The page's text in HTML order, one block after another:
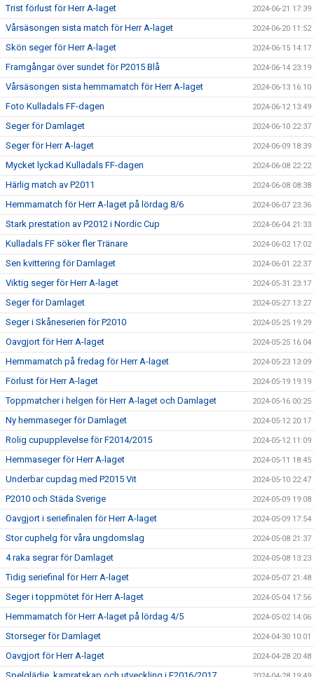
Trist förlust för Herr A-laget 2024-06-21 17:39
Vårsäsongen sista match för Herr A-laget 2024-06-20 11:52
Skön seger för Herr A-laget 2024-06-15 14:17
Framgångar över sundet för P2015 Blå 2024-06-14 23:19
Vårsäsongen sista hemmamatch för Herr A-laget 2024-06-13 16:10
Foto Kulladals FF-dagen 2024-06-12 13:49
Seger för Damlaget 2024-06-10 22:37
Seger för Herr A-laget 2024-06-09 18:39
Mycket lyckad Kulladals FF-dagen 2024-06-08 22:22
Härlig match av P2011 2024-06-08 08:38
Hemmamatch för Herr A-laget på lördag 8/6 2024-06-07 23:36
Stark prestation av P2012 i Nordic Cup 2024-06-04 21:33
Kulladals FF söker fler Tränare 2024-06-02 17:02
Sen kvittering för Damlaget 2024-06-01 22:37
Viktig seger för Herr A-laget 2024-05-31 23:17
Seger för Damlaget 2024-05-27 13:27
Seger i Skåneserien för P2010 2024-05-25 19:29
Oavgjort för Herr A-laget 2024-05-25 16:04
Hemmamatch på fredag för Herr A-laget 2024-05-23 13:09
Förlust för Herr A-laget 2024-05-19 19:19
Toppmatcher i helgen för Herr A-laget och Damlaget 2024-05-16 00:25
Ny hemmaseger för Damlaget 2024-05-12 20:17
Rolig cupupplevelse för F2014/2015 2024-05-12 11:09
Hemmaseger för Herr A-laget 2024-05-11 18:45
Underbar cupdag med P2015 Vit 2024-05-10 22:47
P2010 och Städa Sverige 2024-05-09 19:08
Oavgjort i seriefinalen för Herr A-laget 2024-05-09 17:54
Stor cuphelg för våra ungdomslag 2024-05-08 21:37
4 raka segrar för Damlaget 2024-05-08 13:23
Tidig seriefinal för Herr A-laget 2024-05-07 21:48
Seger i toppmötet för Herr A-laget 2024-05-04 17:56
Hemmamatch för Herr A-laget på lördag 4/5 2024-05-02 14:06
Storseger för Damlaget 2024-04-30 10:01
Oavgjort för Herr A-laget 2024-04-28 20:48